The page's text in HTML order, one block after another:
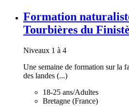
Formation
Tourbières du
Niveaux 1 à 4
Une semaine de formation sur la
des landes (...)
18-25 ans/Adultes
Bretagne (France)